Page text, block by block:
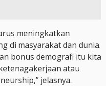
meningkatkan
di masyarakat dan dunia.
bonus demografi itu kita
atau
jelasnya.